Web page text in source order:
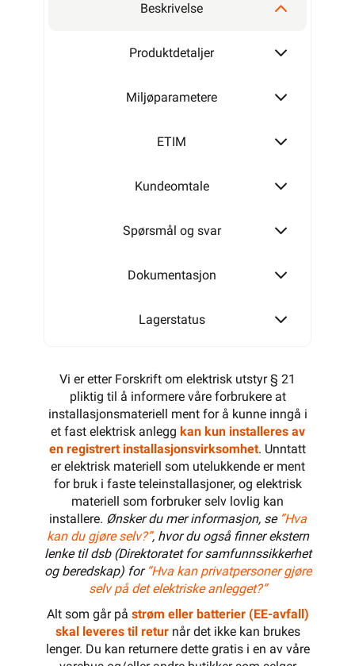
Beskrivelse
Produktdetaljer
Miljøparametere
ETIM
Kundeomtale
Spørsmål og svar
Dokumentasjon
Lagerstatus
Vi er etter Forskrift om elektrisk utstyr § 21
pliktig til å informere våre forbrukere at
installasjonsmateriell ment for å kunne inngå i
et fast elektrisk anlegg kan kun installeres av
en registrert installasjonsvirksomhet. Unntatt
er elektrisk materiell som utelukkende er ment
for bruk i faste teleinstallasjoner, og elektrisk
materiell som forbruker selv lovlig kan
installere. Ønsker du mer informasjon, se ”Hva
kan du gjøre selv?”, hvor du også finner ekstern
lenke til dsb (Direktoratet for samfunnssikkerhet
og beredskap) for “Hva kan privatpersoner gjøre
selv på det elektriske anlegget?”
Alt som går på strøm eller batterier (EE-avfall)
skal leveres til returnår det ikke kan brukes
lenger. Du kan returnere dette gratis i en av våre